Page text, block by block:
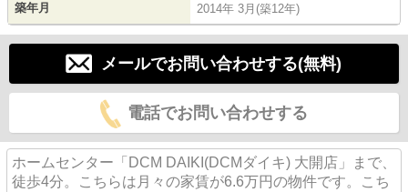
築年月 2014年 3月(築12年)
メールでお問い合わせする(無料)
電話でお問い合わせする
ホームセンター「DCM DAIKI(DCMダイキ) 大開店」まで、
徒歩4分。こちらは月々の家賃が6.6万円の物件です。こち